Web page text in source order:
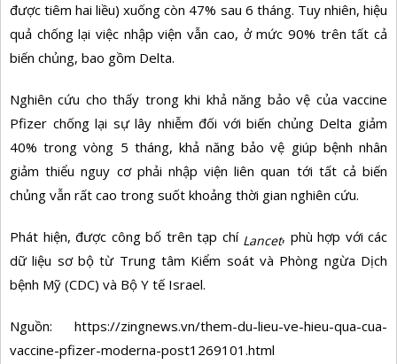
được tiêm hai liều) xuống còn 47% sau 6 tháng. Tuy nhiên, hiệu
quả chống lại việc nhập viện vẫn cao, ở mức 90% trên tất cả
biến chủng, bao gồm Delta.
Nghiên cứu cho thấy trong khi khả năng bảo vệ của vaccine
Pfizer chống lại sự lây nhiễm đối với biến chủng Delta giảm
40% trong vòng 5 tháng, khả năng bảo vệ giúp bệnh nhân
giảm thiểu nguy cơ phải nhập viện liên quan tới tất cả biến
chủng vẫn rất cao trong suốt khoảng thời gian nghiên cứu.
Phát hiện, được công bố trên tạp chí Lancet, phù hợp với các
dữ liệu sơ bộ từ Trung tâm Kiểm soát và Phòng ngừa Dịch
bệnh Mỹ (CDC) và Bộ Y tế Israel.
Nguồn: https://zingnews.vn/them-du-lieu-ve-hieu-qua-cua-
vaccine-pfizer-moderna-post1269101.html